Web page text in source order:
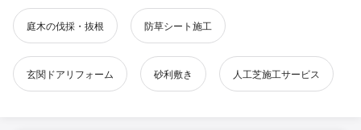
庭木の伐採・抜根 防草シート施工
玄関ドアリフォーム 砂利敷き 人工芝施工サービス